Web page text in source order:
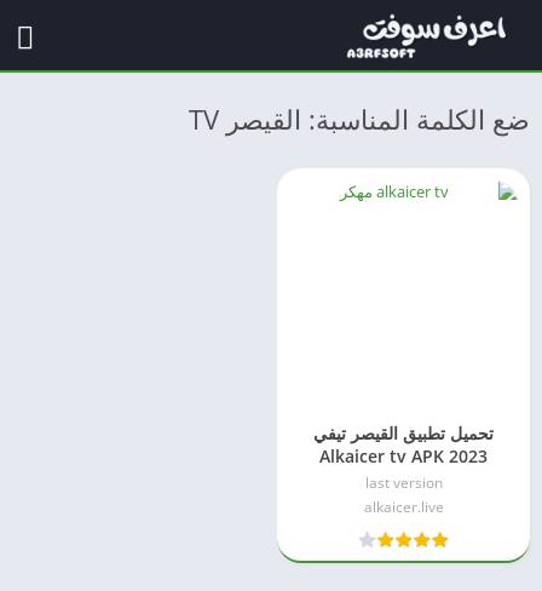
ضع الكلمة المناسبة: القيصر TV
تحميل تطبيق القيصر تيفي
Alkaicer tv APK 2023
للاندرويد مهكر
last version
alkaicer.live